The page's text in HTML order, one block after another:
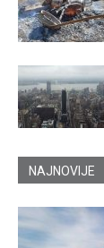
NAJNOVIJE